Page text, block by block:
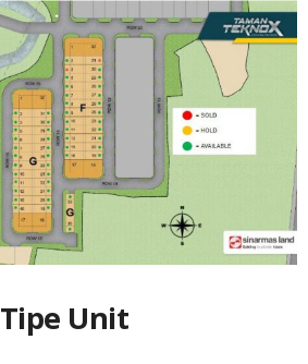
Tipe Unit